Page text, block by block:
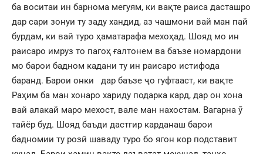
ба воситаи ин барнома мегуям, ки вақте раиса дасташро
дар сари зонуи ту заду хандид, аз чашмони вай ман пай
бурдам, ки вай туро ҳаматарафа мехоҳад. Шояд мо ин
раисаро имруз то пагоҳ ғалтонем ва баъзе номардони
мо барои бадном кадани ту ин раисаро истифода
баранд. Барои онки дар баъзе ҷо гуфтааст, ки вақте
Раҳим ба ман хонаро хариду подарка кард, дар он хона
вай алакай маро мехост, вале ман нахостам. Вагарна ӯ
тайёр буд. Шояд баъди дастгир карданаш барои
бадномии ту розӣ шаваду туро бо ягон кор подставит